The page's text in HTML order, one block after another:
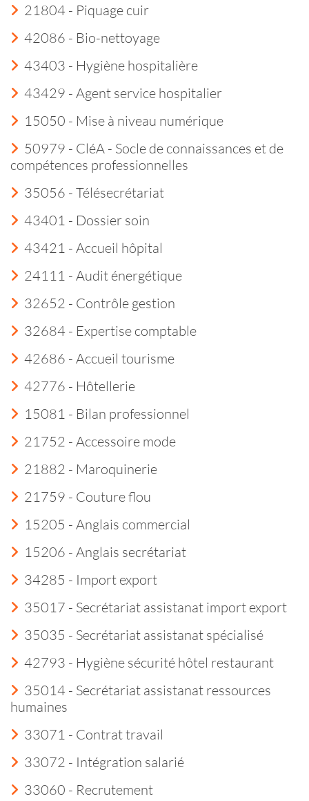
21804 - Piquage cuir
42086 - Bio-nettoyage
43403 - Hygiène hospitalière
43429 - Agent service hospitalier
15050 - Mise à niveau numérique
50979 - CléA - Socle de connaissances et de
compétences professionnelles
35056 - Télésecrétariat
43401 - Dossier soin
43421 - Accueil hôpital
24111 - Audit énergétique
32652 - Contrôle gestion
32684 - Expertise comptable
42686 - Accueil tourisme
42776 - Hôtellerie
15081 - Bilan professionnel
21752 - Accessoire mode
21882 - Maroquinerie
21759 - Couture flou
15205 - Anglais commercial
15206 - Anglais secrétariat
34285 - Import export
35017 - Secrétariat assistanat import export
35035 - Secrétariat assistanat spécialisé
42793 - Hygiène sécurité hôtel restaurant
35014 - Secrétariat assistanat ressources
humaines
33071 - Contrat travail
33072 - Intégration salarié
33060 - Recrutement